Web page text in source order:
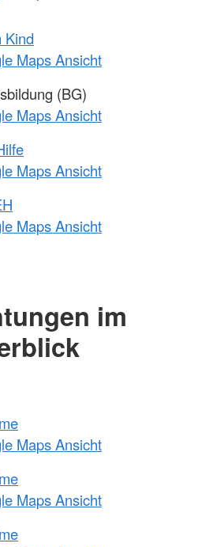
Kind
Maps Ansicht
(BG)
Maps Ansicht
Maps Ansicht
Maps Ansicht
im
Maps Ansicht
Maps Ansicht